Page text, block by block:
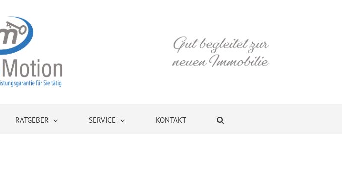
RATGEBER SERVICE KONTAKT